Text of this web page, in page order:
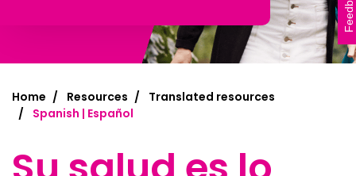
Home Resources
Translated resources
Spanish | Español